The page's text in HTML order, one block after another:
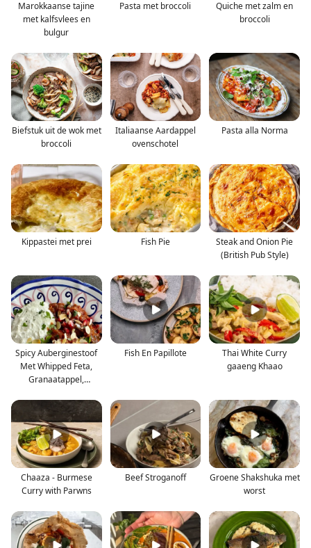
Marokkaanse tajine
met kalfsvlees en
bulgur
Pasta met broccoli
Quiche met zalm en
broccoli
Biefstuk uit de wok met
broccoli
Italiaanse Aardappel
ovenschotel
Pasta alla Norma
Kippastei met prei Fish Pie
Steak and Onion Pie
(British Pub Style)
Spicy Auberginestoof
Met Whipped Feta,
Granaatappel,
Fish En Papillote
Thai White Curry
gaaeng Khaao
Chaaza - Burmese
Curry with Parwns
Beef Stroganoff
Groene Shakshuka met
worst